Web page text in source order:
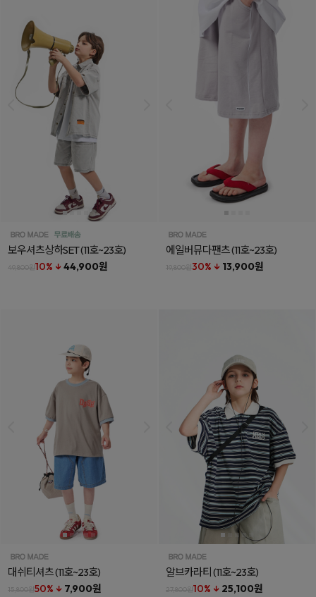
보우셔츠상하SET(11호~23호)
49,800원10% ↓ 44,900원
에일버뮤다팬츠(11호~23호)
19,800원30% ↓ 13,900원
대쉬티셔츠(11호~23호)
15,800원50% ↓ 7,900원
알브카라티(11호~23호)
27,800원10% ↓ 25,100원